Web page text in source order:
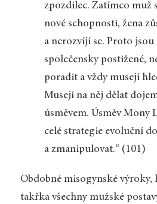
zpozdilec. Zatímco muž
nové schopnosti, žena
a nerozvíjí se. Proto jsou
společensky postižené,
poradit a vždy musejí
Musejí na něj dělat
úsměvem. Úsměv Mony
celé strategie evoluční
a zmanipulovat.“ (101)
Obdobné misogynské výroky,
takřka všechny mužské